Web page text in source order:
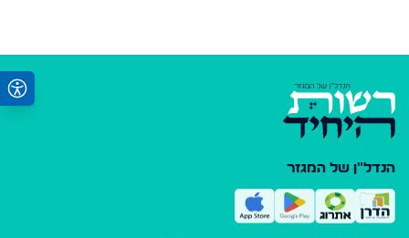
הנדל"ן של המגזר